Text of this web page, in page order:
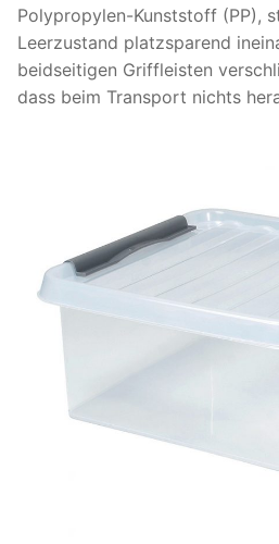
Polypropylen-Kunststoff (PP),
Leerzustand platzsparend
beidseitigen Griffleisten
dass beim Transport nichts